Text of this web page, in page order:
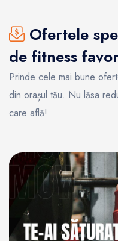
Ofertele
de fitness
Prinde cele mai bune
din orașul tău. Nu lăsa
care află!